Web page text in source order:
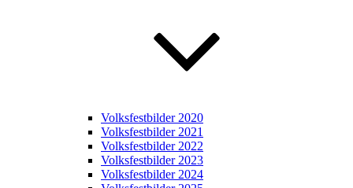
Volksfestbilder 2020
Volksfestbilder 2021
Volksfestbilder 2022
Volksfestbilder 2023
Volksfestbilder 2024